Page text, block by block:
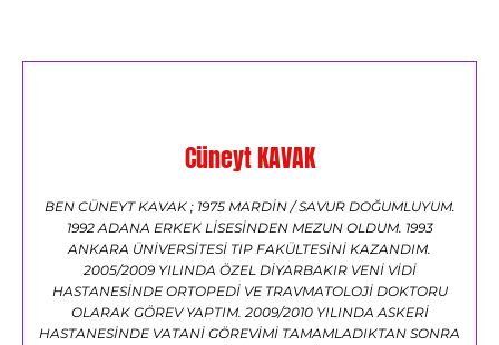
Cüneyt KAVAK
BEN CÜNEYT KAVAK ; 1975 MARDİN / SAVUR DOĞUMLUYUM.
1992 ADANA ERKEK LİSESİNDEN MEZUN OLDUM. 1993
ANKARA ÜNİVERSİTESİ TIP FAKÜLTESİNİ KAZANDIM.
2005/2009 YILINDA ÖZEL DİYARBAKIR VENİ VİDİ
HASTANESİNDE ORTOPEDİ VE TRAVMATOLOJİ DOKTORU
OLARAK GÖREV YAPTIM. 2009/2010 YILINDA ASKERİ
HASTANESİNDE VATANİ GÖREVİMİ TAMAMLADIKTAN SONRA